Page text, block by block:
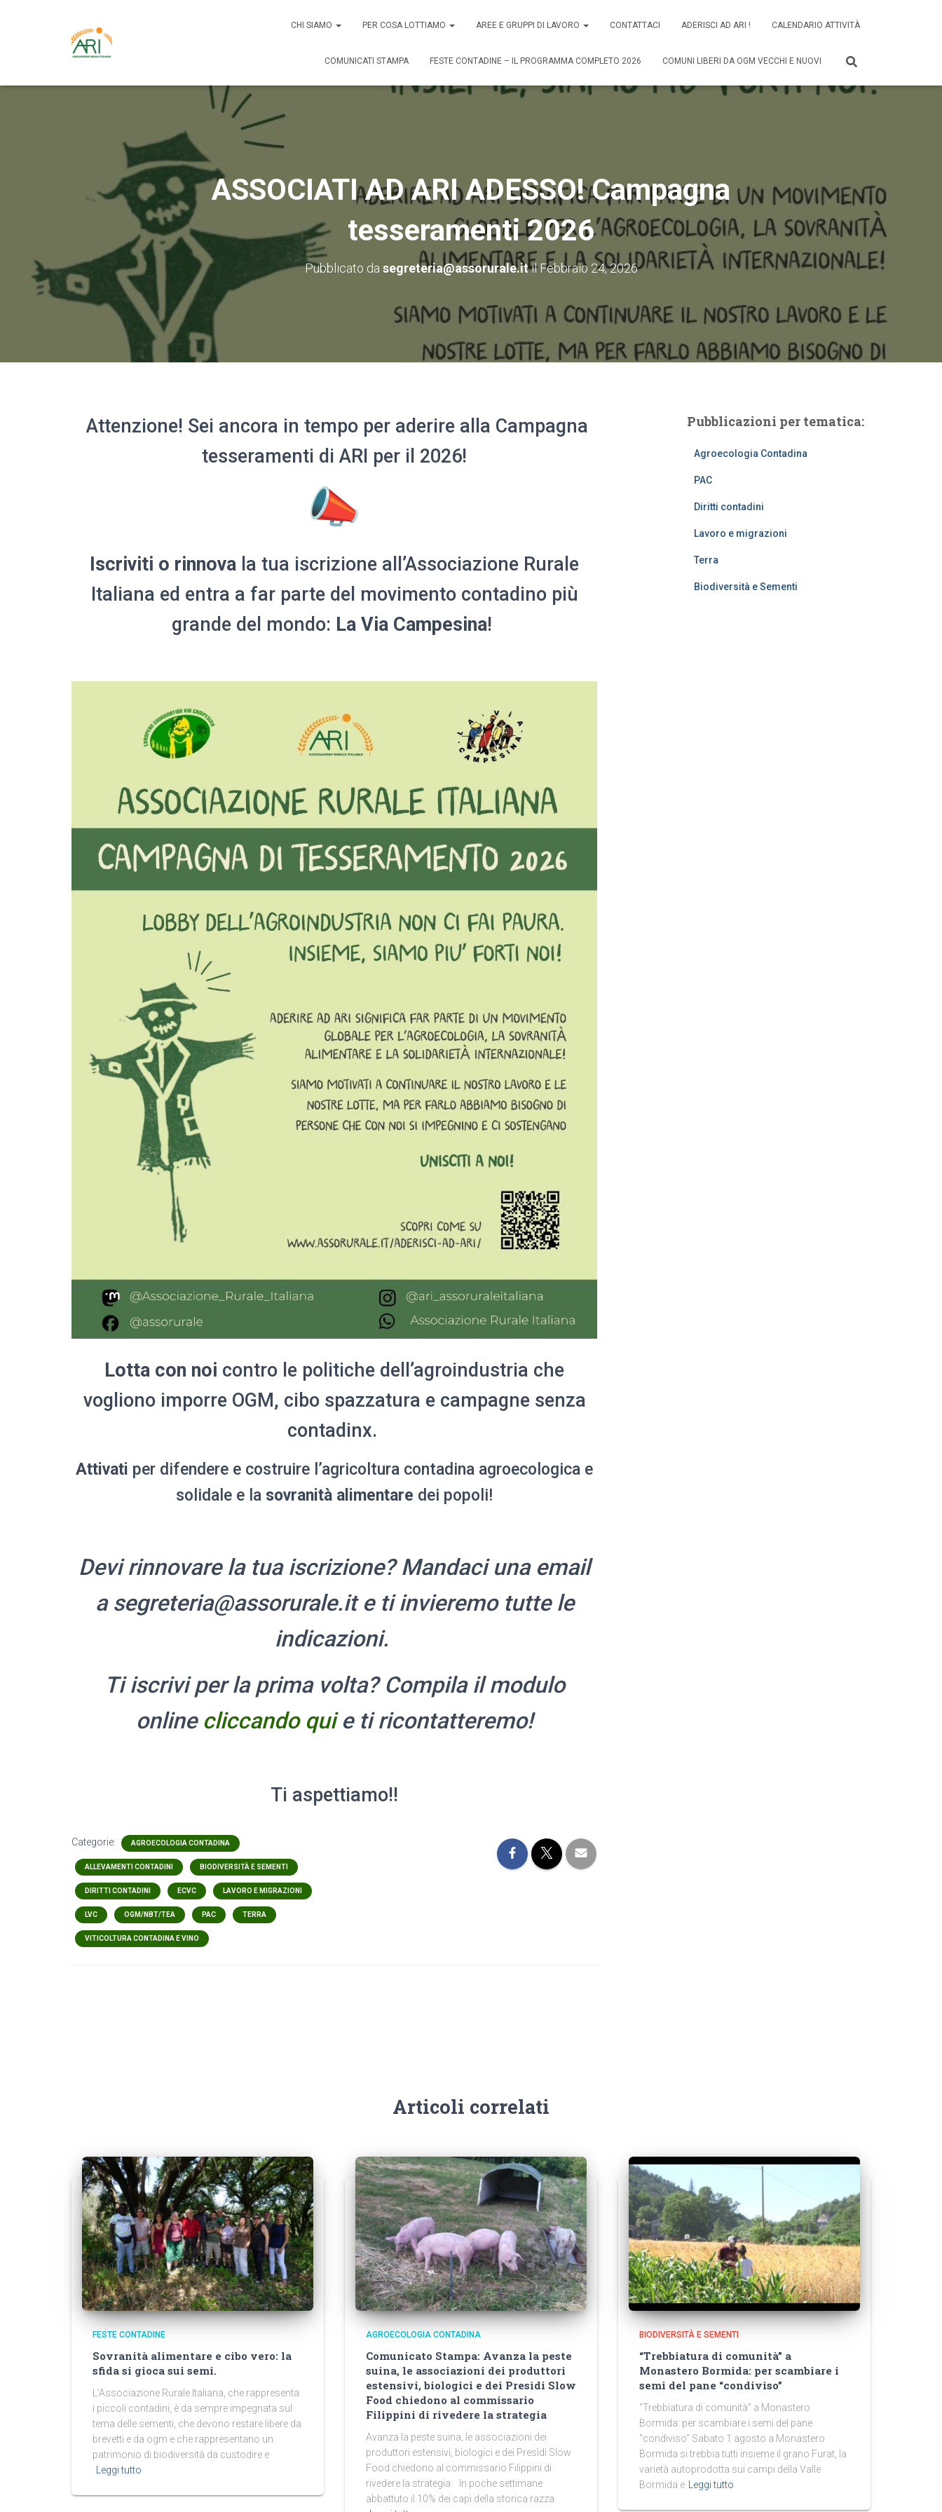
CHI SIAMO PER COSA LOTTIAMO AREE E GRUPPI DI LAVORO CONTATTACI ADERISCI AD ARI ! CALENDARIO ATTIVITÀ
COMUNICATI STAMPA FESTE CONTADINE – IL PROGRAMMA COMPLETO 2026 COMUNI LIBERI DA OGM VECCHI E NUOVI
ASSOCIATI AD ARI ADESSO! Campagna
tesseramenti 2026
Pubblicato da segreteria@assorurale.itilFebbraio 24, 2026
Attenzione! Sei ancora in tempo per aderire alla Campagna
tesseramenti di ARI per il 2026!
Iscriviti o rinnova la tua iscrizione all’Associazione Rurale
Italiana ed entra a far parte del movimento contadino più
grande del mondo: La Via Campesina!
Lotta con noi contro le politiche dell’agroindustria che
vogliono imporre OGM, cibo spazzatura e campagne senza
contadinx.
Attivati per difendere e costruire l’agricoltura contadina agroecologica e
solidale e la sovranità alimentare dei popoli!
Devi rinnovare la tua iscrizione? Mandaci una email
a segreteria@assorurale.it e ti invieremo tutte le
indicazioni.
Ti iscrivi per la prima volta? Compila il modulo
online cliccando quie ti ricontatteremo!
Ti aspettiamo!!
Categorie: AGROECOLOGIA CONTADINA
ALLEVAMENTI CONTADINI BIODIVERSITÀ E SEMENTI
DIRITTI CONTADINI ECVC LAVORO E MIGRAZIONI
LVC OGM/NBT/TEA PAC TERRA
VITICOLTURA CONTADINA E VINO
Pubblicazioni per tematica:
Agroecologia Contadina
PAC
Diritti contadini
Lavoro e migrazioni
Terra
Biodiversità e Sementi
Articoli correlati
FESTE CONTADINE
Sovranità alimentare e cibo vero: la
sfida si gioca sui semi.
L’Associazione Rurale Italiana, che rappresenta
i piccoli contadini, è da sempre impegnata sul
tema delle sementi, che devono restare libere da
brevetti e da ogm e che rappresentano un
patrimonio di biodiversità da custodire e
Leggi tutto
AGROECOLOGIA CONTADINA
Comunicato Stampa: Avanza la peste
suina, le associazioni dei produttori
estensivi, biologici e dei Presìdi Slow
Food chiedono al commissario
Filippini di rivedere la strategia
Avanza la peste suina, le associazioni dei
produttori estensivi, biologici e dei Presìdi Slow
Food chiedono al commissario Filippini di
rivedere la strategia In poche settimane
abbattuto il 10% dei capi della storica razza
BIODIVERSITÀ E SEMENTI
“Trebbiatura di comunità” a
Monastero Bormida: per scambiare i
semi del pane “condiviso”
“Trebbiatura di comunità” a Monastero
Bormida: per scambiare i semi del pane
“condiviso” Sabato 1 agosto a Monastero
Bormida si trebbia tutti insieme il grano Furat, la
varietà autoprodotta sui campi della Valle
Bormida e
Leggi tutto